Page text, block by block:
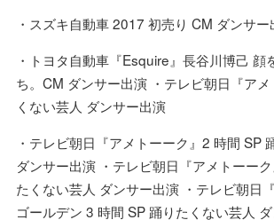
・スズキ自動車 2017 初売り CM ダンサー
・トヨタ自動車『Esquire』⻑谷川博己 顔
ち。CM ダンサー出演 ・テレビ朝日『ア
くない芸人 ダンサー出演
・テレビ朝日『アメトーーク』2 時間 SP
ダンサー出演 ・テレビ朝日『アメトーー
たくない芸人 ダンサー出演 ・テレビ朝日
ゴールデン 3 時間 SP 踊りたくない芸人